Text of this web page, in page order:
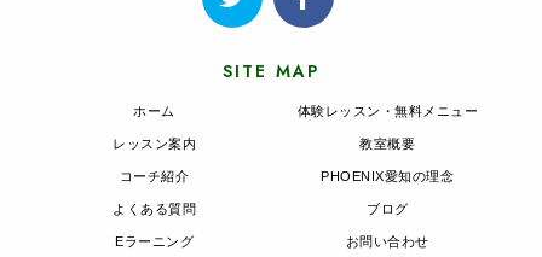
SITE MAP
ホーム
レッスン案内
コーチ紹介
よくある質問
Eラーニング
体験レッスン・無料メニュー
教室概要
PHOENIX愛知の理念
ブログ
お問い合わせ